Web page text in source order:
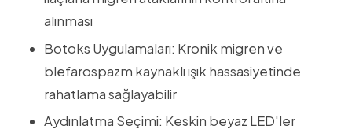
alınması
Botoks Uygulamaları: Kronik migren ve
blefarospazm kaynaklı ışık hassasiyetinde
rahatlama sağlayabilir
Aydınlatma Seçimi: Keskin beyaz LED'ler